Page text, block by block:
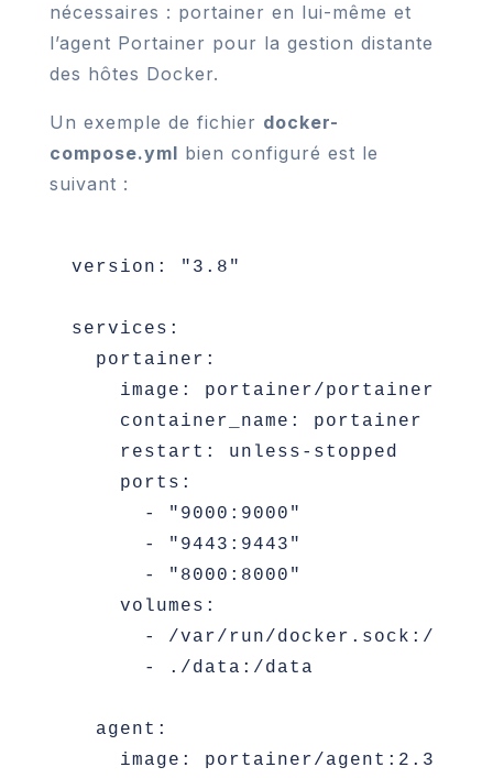
nécessaires : portainer en lui-même et
l’agent Portainer pour la gestion distante
des hôtes Docker.
Un exemple de fichier docker-
compose.yml bien configuré est le
suivant :
version: "3.8"
services:
  portainer:
image: portainer/portainer-
    container_name: portainer
    restart: unless-stopped
    ports:
      - "9000:9000"
      - "9443:9443"
      - "8000:8000"
    volumes:
- /var/run/docker.sock:/var/
      - ./data:/data
  agent:
    image: portainer/agent:2.33.3